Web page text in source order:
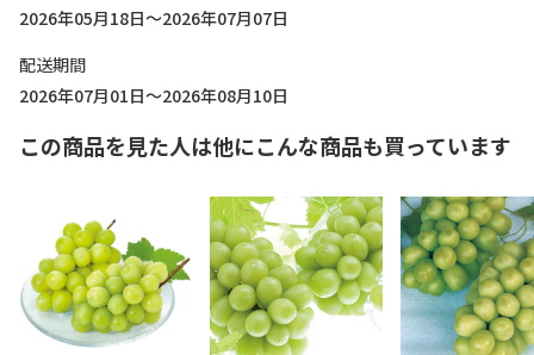
2026年05月18日～2026年07月07日
配送期間
2026年07月01日～2026年08月10日
この商品を見た人は他にこんな商品も買っています